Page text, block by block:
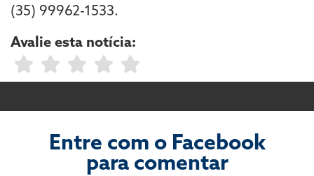
(35) 99962-1533.
Avalie esta notícia:
Entre com o Facebook
para comentar